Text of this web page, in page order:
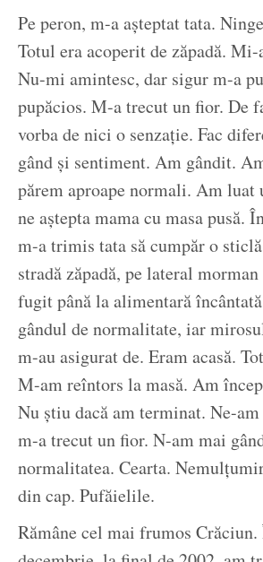
Pe peron, m-a așteptat tata.
Totul era acoperit de zăpadă.
Nu-mi amintesc, dar sigur m-a
pupăcios. M-a trecut un fior. De
vorba de nici o senzație. Fac
gând și sentiment. Am gândit.
părem aproape normali. Am luat
ne aștepta mama cu masa pusă.
m-a trimis tata să cumpăr o
stradă zăpadă, pe lateral
fugit până la alimentară
gândul de normalitate, iar
m-au asigurat de. Eram acasă.
M-am reîntors la masă. Am
Nu știu dacă am terminat. Ne-
m-a trecut un fior. N-am mai
normalitatea. Cearta.
din cap. Pufăielile.
Rămâne cel mai frumos Crăciun.